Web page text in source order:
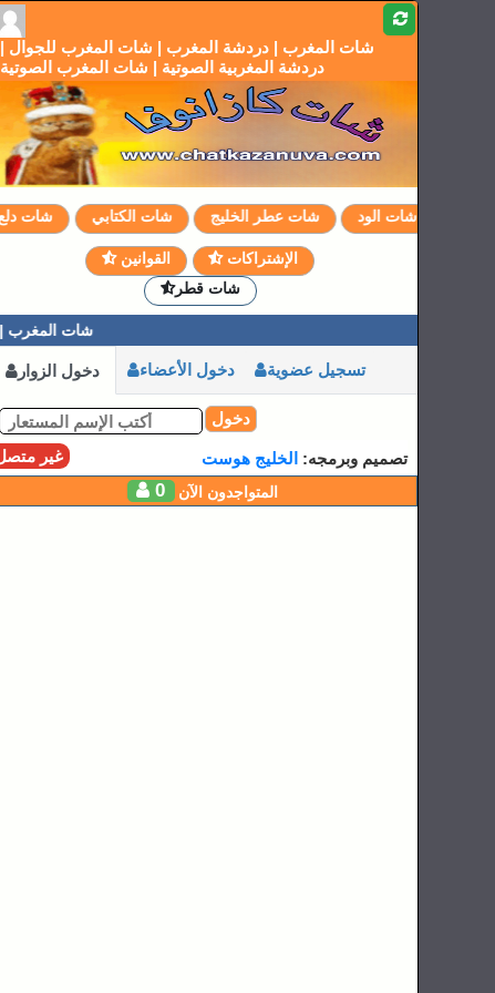
شات المغرب | دردشة المغرب | شات المغرب للجوال |
دردشة المغربية الصوتية | شات المغرب الصوتية
شات دلع شات الكتابي شات عطر الخليج شات الود
القوانين
الإشتراكات
شات قطر
شات المغرب |
دخول الزوار دخول الأعضاء تسجيل عضوية
دخول
غير
تصميم وبرمجه: الخليج هوست
0 المتواجدون الآن